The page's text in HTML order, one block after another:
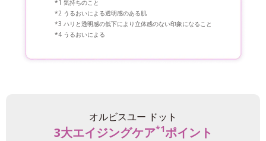
気持ちのこと
うるおいによる透明感のある肌
ハリと透明感の低下により立体感のない印象になること
うるおいによる
オルビスユー ドット
3大エイジングケア*1ポイント